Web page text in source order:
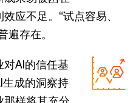
应不足。“试点容易、
遍存在。
对AI的信任基
成的洞察持